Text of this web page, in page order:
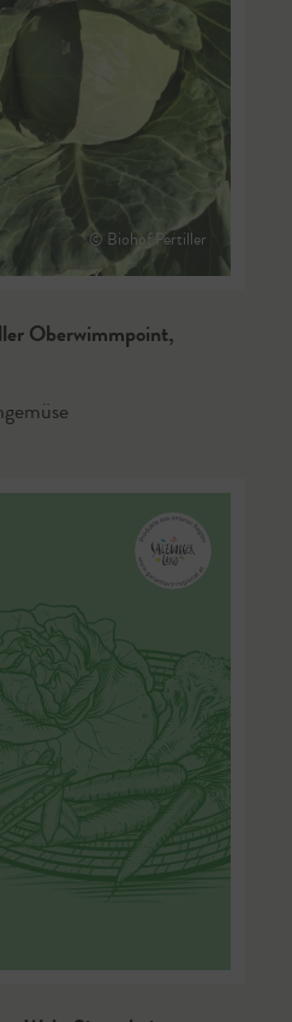
© Biohof Pertiller
Oberwimmpoint,